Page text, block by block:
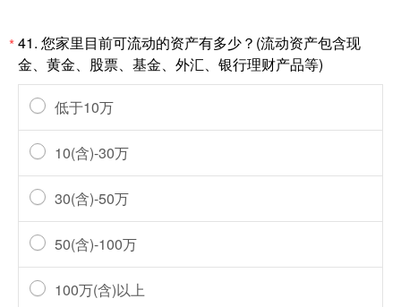
*41. 您家里目前可流动的资产有多少？(流动资产包含现
金、黄金、股票、基金、外汇、银行理财产品等)
低于10万
10(含)-30万
30(含)-50万
50(含)-100万
100万(含)以上